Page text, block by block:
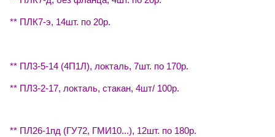
** ПЛК7-э, 14шт. по 20р.
** ПЛ3-5-14 (4П1Л), локталь, 7шт. по 170р.
** ПЛ3-2-17, локталь, стакан, 4шт/ 100р.
** ПЛ26-1пд (ГУ72, ГМИ10...), 12шт. по 180р.